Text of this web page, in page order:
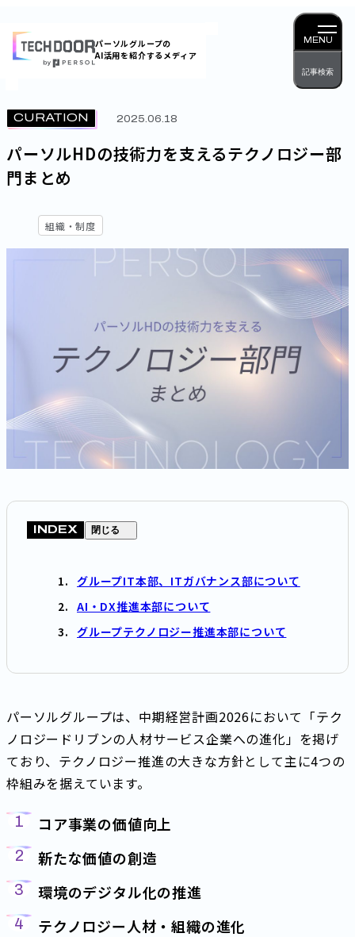
容
を
キッ
プ
パーソルグループの
AI活用を紹介するメディア
MENU
記事検索
CURATION 2025.06.18
パーソルHDの技術力を支えるテクノロジー部
門まとめ
組織・制度
INDEX 閉じる
グループIT本部、ITガバナンス部について
AI・DX推進本部について
グループテクノロジー推進本部について
パーソルグループは、中期経営計画2026において「テク
ノロジードリブンの人材サービス企業への進化」を掲げ
ており、テクノロジー推進の大きな方針として主に4つの
枠組みを据えています。
コア事業の価値向上
新たな価値の創造
環境のデジタル化の推進
テクノロジー人材・組織の進化